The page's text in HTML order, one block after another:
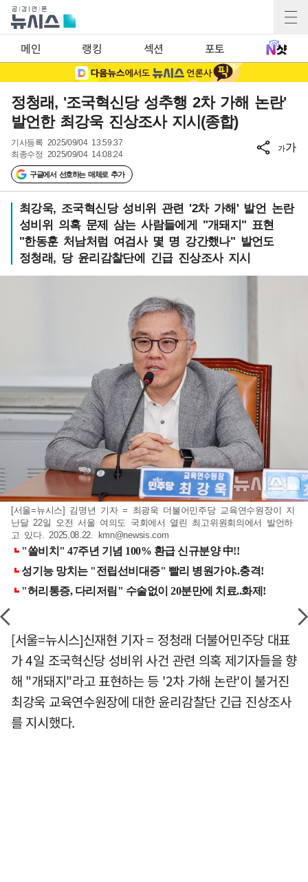
메인 랭킹 섹션 포토
정청래, '조국혁신당 성추행 2차 가해 논란'
발언한 최강욱 진상조사 지시(종합)
기사등록 2025/09/04 13:59:37
최종수정 2025/09/04 14:08:24
구글에서 선호하는 매체로 추가
가가
최강욱, 조국혁신당 성비위 관련 '2차 가해' 발언 논란
성비위 의혹 문제 삼는 사람들에게 "개돼지" 표현
"한동훈 처남처럼 여검사 몇 명 강간했나" 발언도
정청래, 당 윤리감찰단에 긴급 진상조사 지시
[서울=뉴시스] 김명년 기자 = 최광욱 더불어민주당 교육연수원장이 지
난달 22일 오전 서울 여의도 국회에서 열린 최고위원회의에서 발언하
고 있다. 2025.08.22.
kmn@newsis.com
[서울=뉴시스]신재현 기자 = 정청래 더불어민주당 대표
가 4일 조국혁신당 성비위 사건 관련 의혹 제기자들을 향
해 "개돼지"라고 표현하는 등 '2차 가해 논란'이 불거진
최강욱 교육연수원장에 대한 윤리감찰단 긴급 진상조사
를 지시했다.